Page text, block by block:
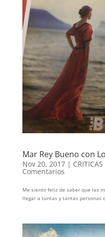
Mar Rey Bueno con
Nov 20, 2017|
Comentarios
Me siento feliz de saber que las
llegar a tantas y tantas personas